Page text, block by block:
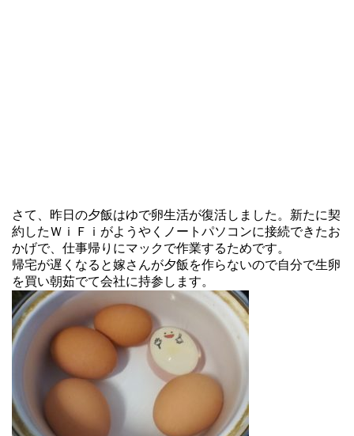
さて、昨日の夕飯はゆで卵生活が復活しました。新たに契
約したＷｉＦｉがようやくノートパソコンに接続できたお
かげで、仕事帰りにマックで作業するためです。
帰宅が遅くなると嫁さんが夕飯を作らないので自分で生卵
を買い朝茹でて会社に持参します。